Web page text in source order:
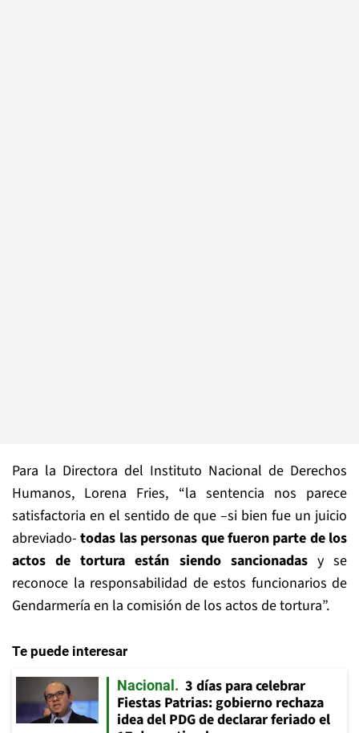
Para la Directora del Instituto Nacional de Derechos
Humanos, Lorena Fries, “la sentencia nos parece
satisfactoria en el sentido de que –si bien fue un juicio
abreviado-todas las personas que fueron parte de los
actos de tortura están siendo sancionadasy se
reconoce la responsabilidad de estos funcionarios de
Gendarmería en la comisión de los actos de tortura”.
Te puede interesar
Nacional
3 días para celebrar
Fiestas Patrias: gobierno rechaza
idea del PDG de declarar feriado el